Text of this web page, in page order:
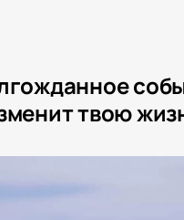
твою